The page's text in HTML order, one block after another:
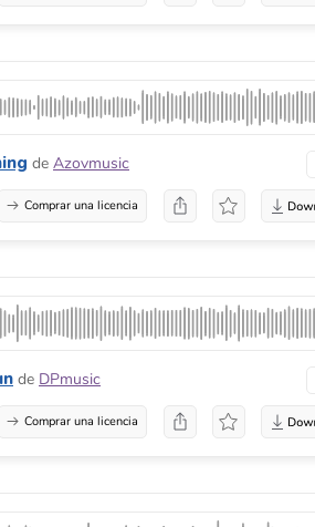
de Azovmusic
Comprar una licencia
de DPmusic
Comprar una licencia